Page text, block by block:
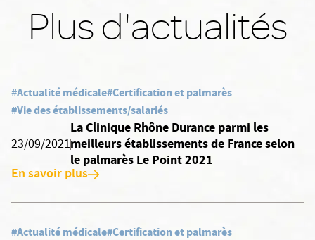
Plus d'actualités
#Actualité médicale#Certification et palmarès
#Vie des établissements/salariés
23/09/2021
La Clinique Rhône Durance parmi les
meilleurs établissements de France selon
le palmarès Le Point 2021
En savoir plus
#Actualité médicale#Certification et palmarès